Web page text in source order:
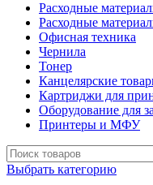
Расходные
Расходные
Офисная техника
Чернила
Тонер
Канцелярские
Картриджи для
Оборудование для
Принтеры и МФУ
Выбрать категорию